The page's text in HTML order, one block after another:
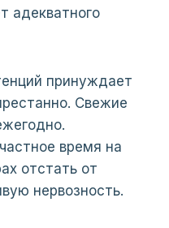
адекватного
принуждает
Свежие
время на
отстать от
нервозность.